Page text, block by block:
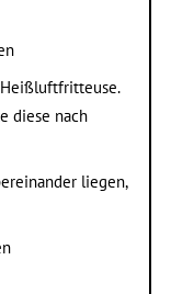
diese nach
liegen,